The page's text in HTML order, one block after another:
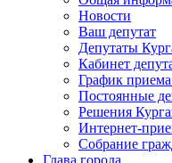
Новости
Ваш депутат
Депутаты
Кабинет
График приема
Постоянные
Решения
Интернет-
Собрание
Глава города